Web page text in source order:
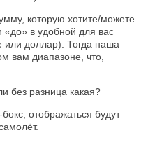
которую хотите/можете
«до» в удобной для вас
или доллар). Тогда наша
вам диапазоне, что,
без разница какая?
отображаться будут